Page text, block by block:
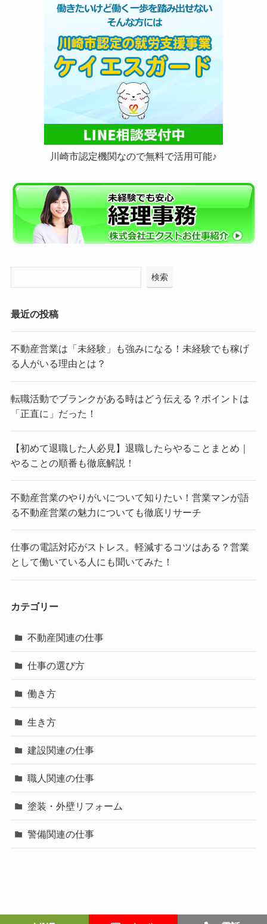
川崎市認定機関なので無料で活用可能♪
検索
最近の投稿
不動産営業は「未経験」も強みになる！未経験でも稼げ
る人がいる理由とは？
転職活動でブランクがある時はどう伝える？ポイントは
「正直に」だった！
【初めて退職した人必見】退職したらやることまとめ｜
やることの順番も徹底解説！
不動産営業のやりがいについて知りたい！営業マンが語
る不動産営業の魅力についても徹底リサーチ
仕事の電話対応がストレス。軽減するコツはある？営業
として働いている人にも聞いてみた！
カテゴリー
不動産関連の仕事
仕事の選び方
働き方
生き方
建設関連の仕事
職人関連の仕事
塗装・外壁リフォーム
警備関連の仕事